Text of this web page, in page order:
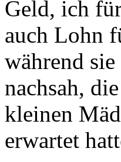
Geld, ich
auch Lohn
während
nachsah,
kleinen
erwartet